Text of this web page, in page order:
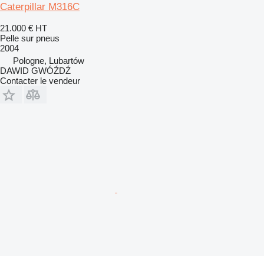
Caterpillar M316C
21.000 € HT
Pelle sur pneus
2004
Pologne, Lubartów
DAWID GWÓŹDŹ
Contacter le vendeur